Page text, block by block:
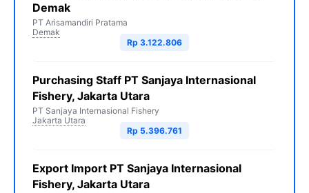
Demak
PT Arisamandiri Pratama
Demak
Rp 3.122.806
Purchasing Staff PT Sanjaya Internasional
Fishery, Jakarta Utara
PT Sanjaya Internasional Fishery
Jakarta Utara
Rp 5.396.761
Export Import PT Sanjaya Internasional
Fishery, Jakarta Utara